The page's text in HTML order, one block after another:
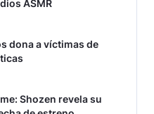
ASMR
dona a víctimas de
Shozen revela su